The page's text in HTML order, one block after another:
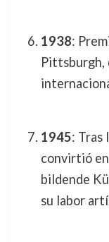
1938:
Pittsburgh,
1945: Tras
convirtió
bildende
su labor